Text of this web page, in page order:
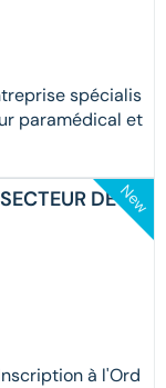
spécialis
paramédical et
DE
à l'Ord
New